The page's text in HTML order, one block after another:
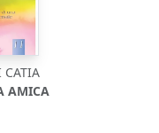
CATIA
AMICA